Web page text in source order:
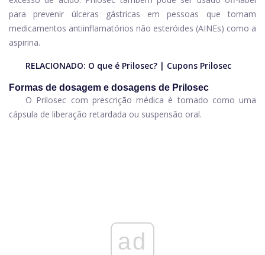
para prevenir úlceras gástricas em pessoas que tomam
medicamentos antiinflamatórios não esteróides (AINEs) como a
aspirina.
RELACIONADO: O que é Prilosec? | Cupons Prilosec
Formas de dosagem e dosagens de Prilosec
O Prilosec com prescrição médica é tomado como uma
cápsula de liberação retardada ou suspensão oral.
ad